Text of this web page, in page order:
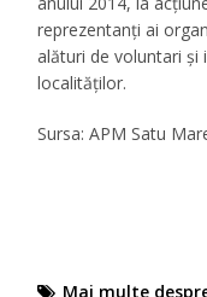
reprezentanți ai
alături de voluntari și
localităţilor.
Sursa: APM Satu
Mai multe